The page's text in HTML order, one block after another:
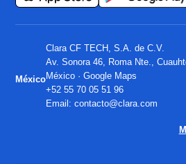
México
Clara CF TECH, S.A. de C.V.
Av. Sonora 46, Roma Nte.,
México ·Google Maps
+52 55 70 05 51 96
Email:contacto@clara.com